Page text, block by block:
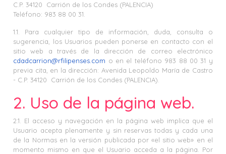
C.P. 34120 Carrión de los Condes (PALENCIA)
Teléfono: 983 88 00 31.
1.1. Para cualquier tipo de información, duda, consulta o
sugerencia, los Usuarios pueden ponerse en contacto con el
sitio web a través de la dirección de correo electrónico
cdadcarrion@rfilipenses.com o en el teléfono 983 88 00 31 y
previa cita, en la dirección: Avenida Leopoldo María de Castro
- C.P. 34120 Carrión de los Condes (PALENCIA).
2. Uso de la página web.
2.1. El acceso y navegación en la página web implica que el
Usuario acepta plenamente y sin reservas todas y cada una
de la Normas en la versión publicada por «el sitio web» en el
momento mismo en que el Usuario acceda a la página. Por